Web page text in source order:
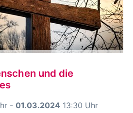
und die
- 01.03.2024 13:30 Uhr